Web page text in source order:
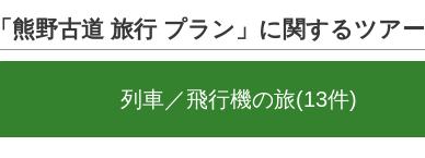
「熊野古道 旅行 プラン」に関するツアー
列車／飛行機の旅(13件)